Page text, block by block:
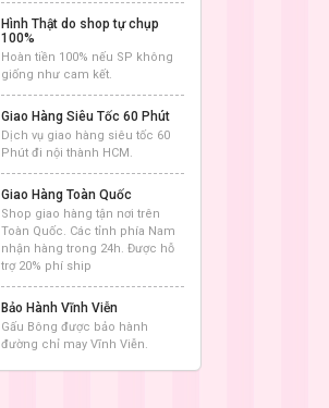
Hình Thật do shop tự chụp
100%
Hoàn tiền 100% nếu SP không
giống như cam kết.
Giao Hàng Siêu Tốc 60 Phút
Dịch vụ giao hàng siêu tốc 60
Phút đi nội thành HCM.
Giao Hàng Toàn Quốc
Shop giao hàng tận nơi trên
Toàn Quốc. Các tỉnh phía Nam
nhận hàng trong 24h. Được hỗ
trợ 20% phí ship
Bảo Hành Vĩnh Viễn
Gấu Bông được bảo hành
đường chỉ may Vĩnh Viễn.